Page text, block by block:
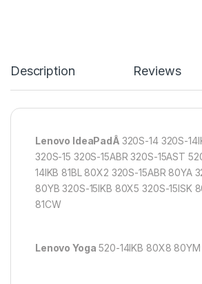
Description Reviews
Lenovo IdeaPadÂ 320S-14 320S-
320S-15 320S-15ABR 320S-15AST
14IKB 81BL 80X2 320S-15ABR 80YA
80YB 320S-15IKB 80X5 320S-15ISK
81CW
Lenovo Yoga 520-14IKB 80X8 80YM